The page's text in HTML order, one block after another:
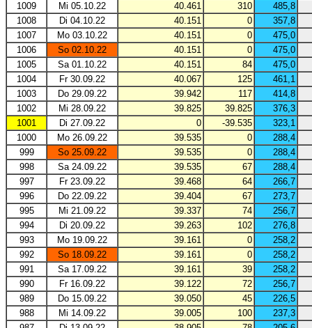
1009
Mi 05.10.22 40.461 310
485,8
1008
Di 04.10.22 40.151 0
357,8
1007
Mo 03.10.22 40.151 0
475,0
1006
So 02.10.22 40.151 0
475,0
1005
Sa 01.10.22 40.151 84
475,0
1004
Fr 30.09.22 40.067 125
461,1
1003
Do 29.09.22 39.942 117
414,8
1002
Mi 28.09.22 39.825 39.825
376,3
1001
Di 27.09.22 0 -39.535
323,1
1000
Mo 26.09.22 39.535 0
288,4
999
So 25.09.22 39.535 0
288,4
998
Sa 24.09.22 39.535 67
288,4
997
Fr 23.09.22 39.468 64
266,7
996
Do 22.09.22 39.404 67
273,7
995
Mi 21.09.22 39.337 74
256,7
994
Di 20.09.22 39.263 102
276,8
993
Mo 19.09.22 39.161 0
258,2
992
So 18.09.22 39.161 0
258,2
991
Sa 17.09.22 39.161 39
258,2
990
Fr 16.09.22 39.122 72
256,7
989
Do 15.09.22 39.050 45
226,5
988
Mi 14.09.22 39.005 100
237,3